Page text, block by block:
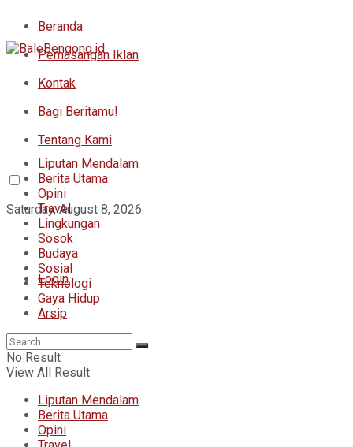
Beranda
Pemasangan Iklan
Kontak
Bagi Beritamu!
Tentang Kami
Saturday, August 8, 2026
Login
Liputan Mendalam
Berita Utama
Opini
Travel
Lingkungan
Sosok
Budaya
Sosial
Teknologi
Gaya Hidup
Arsip
No Result
View All Result
Liputan Mendalam
Berita Utama
Opini